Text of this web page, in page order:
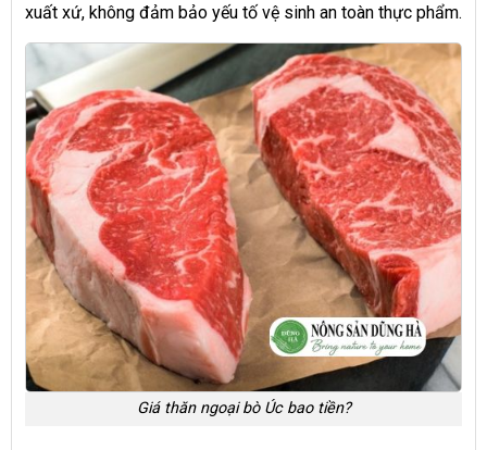
xuất xứ, không đảm bảo yếu tố vệ sinh an toàn thực phẩm.
Giá thăn ngoại bò Úc bao tiền?